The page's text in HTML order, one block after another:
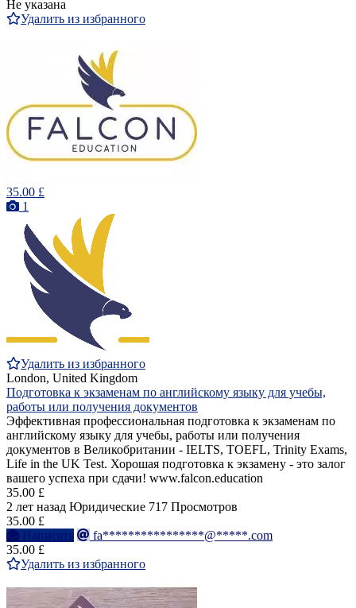
Не указана
Удалить из избранного
35.00 £
1
Удалить из избранного
London, United Kingdom
Подготовка к экзаменам по английскому языку для учебы,
работы или получения документов
Эффективная профессиональная подготовка к экзаменам по
английскому языку для учебы, работы или получения
документов в Великобритании - IELTS, TOEFL, Trinity Exams,
Life in the UK Test. Хорошая подготовка к экзамену - это залог
вашего успеха при сдачи! www.falcon.education
35.00 £
2 лет назад Юридические 717 Просмотров
35.00 £
Написать
fa****************@*****.com
35.00 £
Удалить из избранного